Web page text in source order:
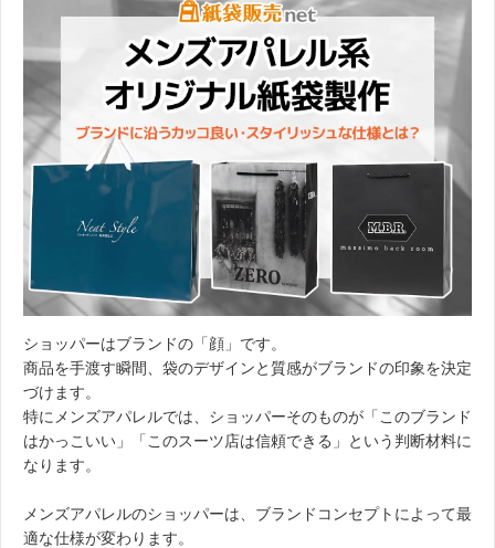
ショッパーはブランドの「顔」です。
商品を手渡す瞬間、袋のデザインと質感がブランドの印象を決定
づけます。
特にメンズアパレルでは、ショッパーそのものが「このブランド
はかっこいい」「このスーツ店は信頼できる」という判断材料に
なります。
メンズアパレルのショッパーは、ブランドコンセプトによって最
適な仕様が変わります。